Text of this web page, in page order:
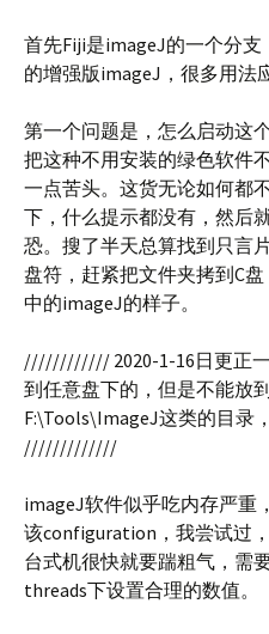
首先Fiji是imageJ的一个分
的增强版imageJ，很多用法
第一个问题是，怎么启动这
把这种不用安装的绿色软件
一点苦头。这货无论如何都
下，什么提示都没有，然后
恐。搜了半天总算找到只言
盘符，赶紧把文件夹拷到C
中的imageJ的样子。
//////////// 2020-1-16日更正
到任意盘下的，但是不能放
F:\Tools\ImageJ这类的目录
/////////////
imageJ软件似乎吃内存严重
该configuration，我尝试过
台式机很快就要踹粗气，需
threads下设置合理的数值。